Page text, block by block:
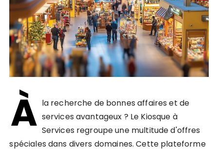
À la recherche de bonnes affaires et de
services avantageux ? Le Kiosque à
Services regroupe une multitude d'offres
spéciales dans divers domaines. Cette plateforme